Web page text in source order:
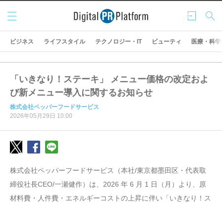
ログ
イン
検索
メニ
ュー
ビジネス ライフスタイル テクノロジー・IT ビューティ 医療・科学
「いきなり！ステーキ」 メニュー価格の改定およ
び新メニュー導入に関するお知らせ
株式会社ペッパーフードサービス
2026年05月29日 10:00
株式会社ペッパーフードサービス（本社/東京都墨田区・代表取
締役社長CEO/一瀬健作）は、2026 年 6 月 1 日（月）より、原
材料費・人件費・エネルギーコストの上昇に伴い「いきなり！ス